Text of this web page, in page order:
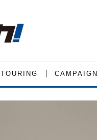
TOURING CAMPAIGN